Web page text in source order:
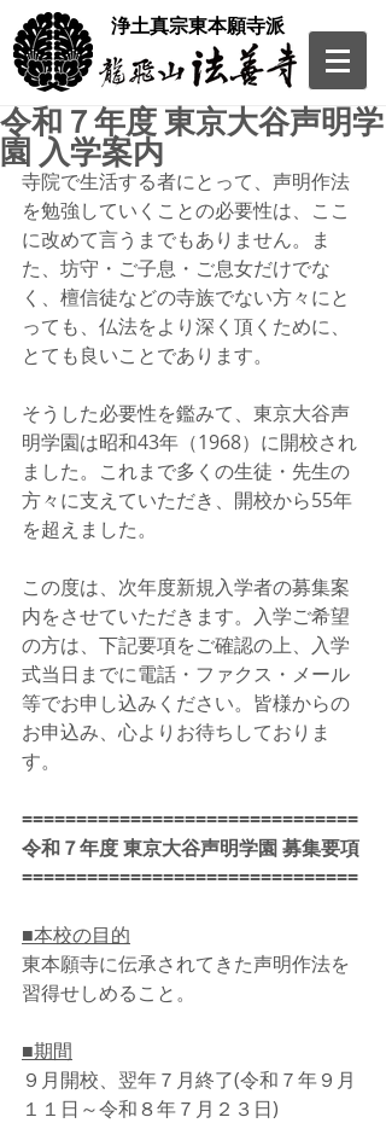
​浄土真宗東本願寺派
令和７年度 東京大谷声明学
園 入学案内
寺院で生活する者にとって、声明作法
を勉強していくことの必要性は、ここ
に改めて言うまでもありません。ま
た、坊守・ご子息・ご息女だけでな
く、檀信徒などの寺族でない方々にと
っても、仏法をより深く頂くために、
とても良いことであります。
そうした必要性を鑑みて、東京大谷声
明学園は昭和43年（1968）に開校され
ました。これまで多くの生徒・先生の
方々に支えていただき、開校から55年
を超えました。
この度は、次年度新規入学者の募集案
内をさせていただきます。入学ご希望
の方は、下記要項をご確認の上、入学
式当日までに電話・ファクス・メール
等でお申し込みください。皆様からの
お申込み、心よりお待ちしておりま
す。
===============================
令和７年度 東京大谷声明学園 募集要項
===============================
■本校の目的
東本願寺に伝承されてきた声明作法を
習得せしめること。
■期間
９月開校、翌年７月終了(令和７年９月
１１日～令和８年７月２３日)